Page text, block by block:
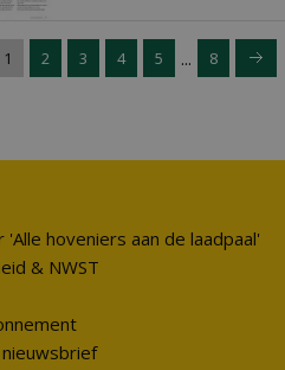
1 2 3 4 5 ... 8
'Alle hoveniers aan de laadpaal'
& NWST